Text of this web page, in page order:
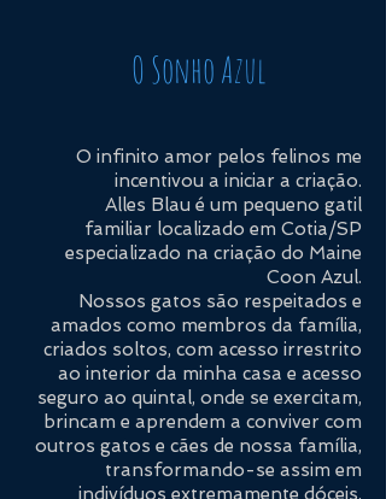
O Sonho Azul
O infinito amor pelos felinos me
incentivou a iniciar a criação.
Alles Blau é um pequeno gatil
familiar localizado em Cotia/SP
especializado na criação do Maine
Coon Azul.
Nossos gatos são respeitados e
amados como membros da família,
criados soltos, com acesso irrestrito
ao interior da minha casa e acesso
seguro ao quintal, onde se exercitam,
brincam e aprendem a conviver com
outros gatos e cães de nossa família,
transformando-se assim em
indivíduos extremamente dóceis,